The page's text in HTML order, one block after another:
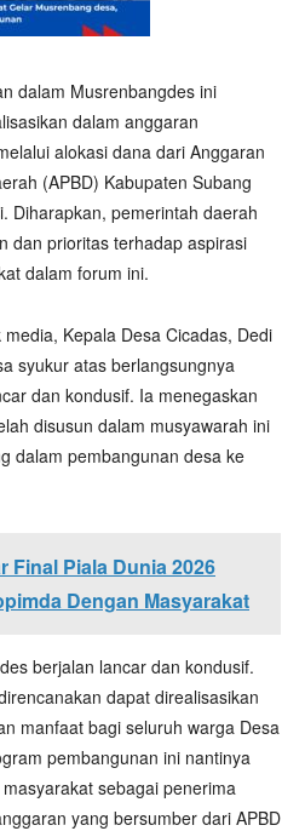
dalam Musrenbangdes ini
dalam anggaran
alokasi dana dari Anggaran
(APBD) Kabupaten Subang
Diharapkan, pemerintah daerah
dan prioritas terhadap aspirasi
dalam forum ini.
Kepala Desa Cicadas, Dedi
syukur atas berlangsungnya
dan kondusif. Ia menegaskan
disusun dalam musyawarah ini
dalam pembangunan desa ke
Final Piala Dunia 2026
Dengan Masyarakat
berjalan lancar dan kondusif.
dapat direalisasikan
manfaat bagi seluruh warga Desa
pembangunan ini nantinya
sebagai penerima
yang bersumber dari APBD